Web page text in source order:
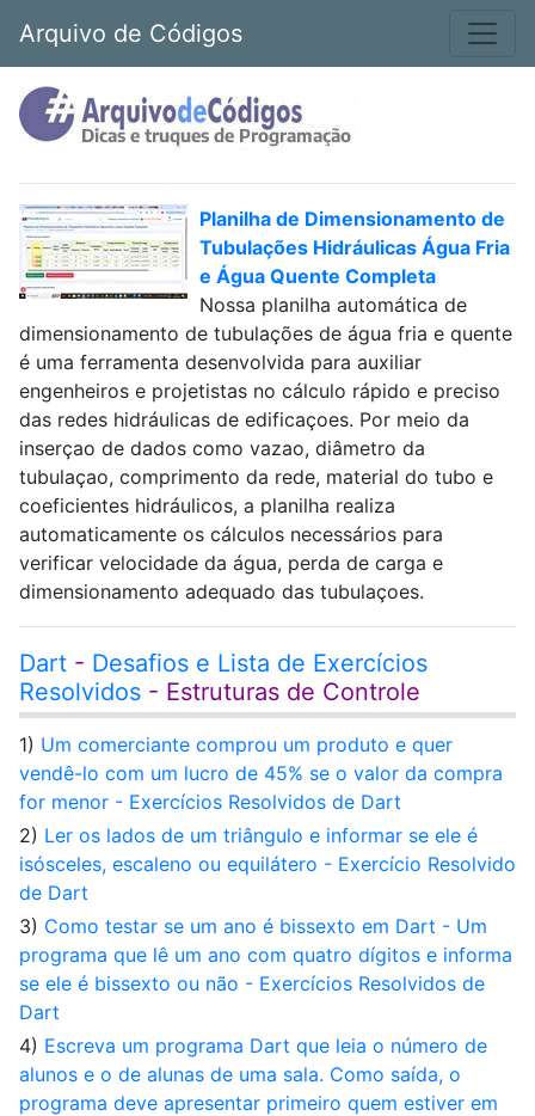
Arquivo de Códigos
Planilha de Dimensionamento de
Tubulações Hidráulicas Água Fria
e Água Quente Completa
Nossa planilha automática de
dimensionamento de tubulações de água fria e quente
é uma ferramenta desenvolvida para auxiliar
engenheiros e projetistas no cálculo rápido e preciso
das redes hidráulicas de edificaçoes. Por meio da
inserçao de dados como vazao, diâmetro da
tubulaçao, comprimento da rede, material do tubo e
coeficientes hidráulicos, a planilha realiza
automaticamente os cálculos necessários para
verificar velocidade da água, perda de carga e
dimensionamento adequado das tubulaçoes.
Dart - Desafios e Lista de Exercícios
Resolvidos - Estruturas de Controle
1) Um comerciante comprou um produto e quer
vendê-lo com um lucro de 45% se o valor da compra
for menor - Exercícios Resolvidos de Dart
2) Ler os lados de um triângulo e informar se ele é
isósceles, escaleno ou equilátero - Exercício Resolvido
de Dart
3) Como testar se um ano é bissexto em Dart - Um
programa que lê um ano com quatro dígitos e informa
se ele é bissexto ou não - Exercícios Resolvidos de
Dart
4) Escreva um programa Dart que leia o número de
alunos e o de alunas de uma sala. Como saída, o
programa deve apresentar primeiro quem estiver em